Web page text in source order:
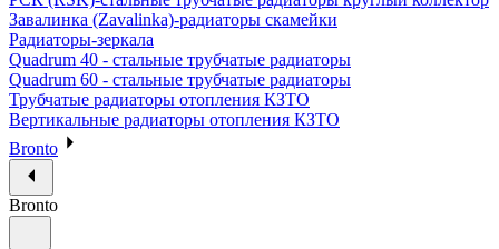
Завалинка (Zavalinka)-радиаторы скамейки
Радиаторы-зеркала
Quadrum 40 - стальные трубчатые радиаторы
Quadrum 60 - стальные трубчатые радиаторы
Трубчатые радиаторы отопления КЗТО
Вертикальные радиаторы отопления КЗТО
Bronto
Bronto